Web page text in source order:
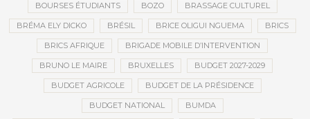
BOURSES ÉTUDIANTS BOZO BRASSAGE CULTUREL
BRÉMA ELY DICKO BRÉSIL BRICE OLIGUI NGUEMA BRICS
BRICS AFRIQUE BRIGADE MOBILE D’INTERVENTION
BRUNO LE MAIRE BRUXELLES BUDGET 2027-2029
BUDGET AGRICOLE BUDGET DE LA PRÉSIDENCE
BUDGET NATIONAL BUMDA